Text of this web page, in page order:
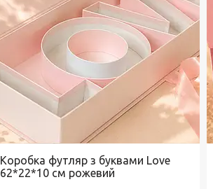
Коробка футляр з буквами Love
62*22*10 см рожевий